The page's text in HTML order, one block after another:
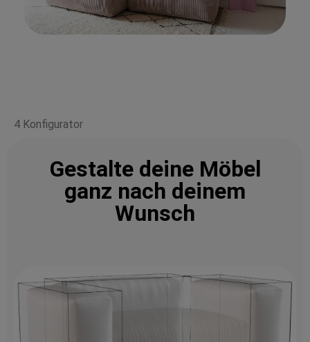
4 Konfigurator
Gestalte deine Möbel
ganz nach deinem
Wunsch